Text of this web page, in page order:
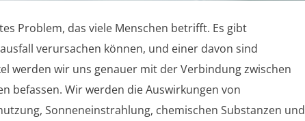
Problem, das viele Menschen betrifft. Es gibt
verursachen können, und einer davon sind
werden wir uns genauer mit der Verbindung zwischen
befassen. Wir werden die Auswirkungen von
Sonneneinstrahlung, chemischen Substanzen und